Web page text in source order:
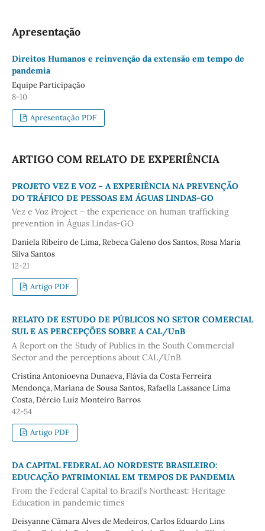
Apresentação
Direitos Humanos e reinvenção da extensão em tempo de
pandemia
Equipe Participação
8-10
Apresentação PDF
ARTIGO COM RELATO DE EXPERIÊNCIA
PROJETO VEZ E VOZ – A EXPERIÊNCIA NA PREVENÇÃO
DO TRÁFICO DE PESSOAS EM ÁGUAS LINDAS-GO
Vez e Voz Project – the experience on human trafficking
prevention in Águas Lindas-GO
Daniela Ribeiro de Lima, Rebeca Galeno dos Santos, Rosa Maria
Silva Santos
12-21
Artigo PDF
RELATO DE ESTUDO DE PÚBLICOS NO SETOR COMERCIAL
SUL E AS PERCEPÇÕES SOBRE A CAL/UnB
A Report on the Study of Publics in the South Commercial
Sector and the perceptions about CAL/UnB
Cristina Antonioevna Dunaeva, Flávia da Costa Ferreira
Mendonça, Mariana de Sousa Santos, Rafaella Lassance Lima
Costa, Dércio Luiz Monteiro Barros
42-54
Artigo PDF
DA CAPITAL FEDERAL AO NORDESTE BRASILEIRO:
EDUCAÇÃO PATRIMONIAL EM TEMPOS DE PANDEMIA
From the Federal Capital to Brazil’s Northeast: Heritage
Education in pandemic times
Deisyanne Câmara Alves de Medeiros, Carlos Eduardo Lins